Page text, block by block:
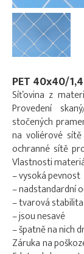
PET 40x40/
Síťovina z
Provedení
stočených
na voliérové
ochranné sítě
Vlastnosti
– vysoká pevnost
– nadstandardní
– tvarová stabilita
– jsou nesavé
– špatně na nich
Záruka na